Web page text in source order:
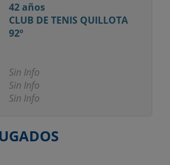
42 años
CLUB DE TENIS QUILLOTA
92º
Sin Info
Sin Info
Sin Info